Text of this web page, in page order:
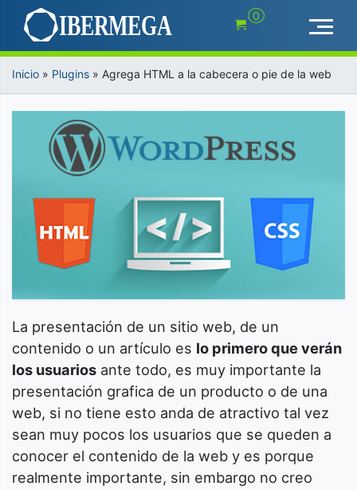
contenido
0
Inicio » Plugins » Agrega HTML a la cabecera o pie de la web
La presentación de un sitio web, de un
contenido o un artículo es lo primero que verán
los usuarios ante todo, es muy importante la
presentación grafica de un producto o de una
web, si no tiene esto anda de atractivo tal vez
sean muy pocos los usuarios que se queden a
conocer el contenido de la web y es porque
realmente importante, sin embargo no creo